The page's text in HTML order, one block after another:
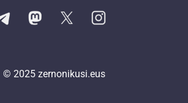
© 2025 zernonikusi.eus